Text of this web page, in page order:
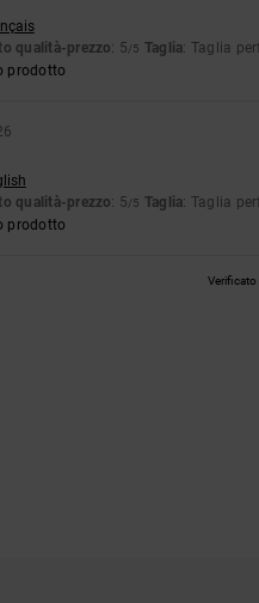
qualità-prezzo: 5/5 Taglia: Taglia
prodotto
qualità-prezzo: 5/5 Taglia: Taglia
prodotto
Verificato